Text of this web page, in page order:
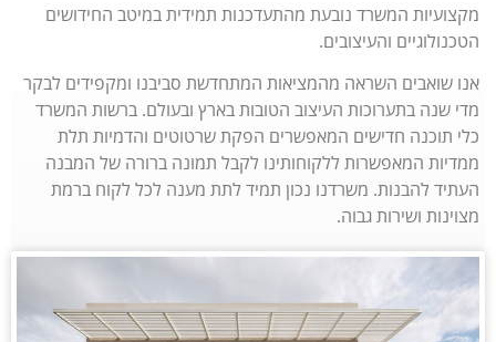
מקצועיות המשרד נובעת מהתעדכנות תמידית במיטב החידושים
הטכנולוגיים והעיצובים.
אנו שואבים השראה מהמציאות המתחדשת סביבנו ומקפידים לבקר
מדי שנה בתערוכות העיצוב הטובות בארץ ובעולם. ברשות המשרד
כלי תוכנה חדישים המאפשרים הפקת שרטוטים והדמיות תלת
ממדיות המאפשרות ללקוחותינו לקבל תמונה ברורה של המבנה
העתיד להבנות. משרדנו נכון תמיד לתת מענה לכל לקוח ברמת
מצוינות ושירות גבוה.